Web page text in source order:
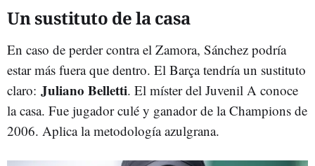
Un sustituto de la casa
En caso de perder contra el Zamora, Sánchez podría
estar más fuera que dentro. El Barça tendría un sustituto
claro: Juliano Belletti. El míster del Juvenil A conoce
la casa. Fue jugador culé y ganador de la Champions de
2006. Aplica la metodología azulgrana.